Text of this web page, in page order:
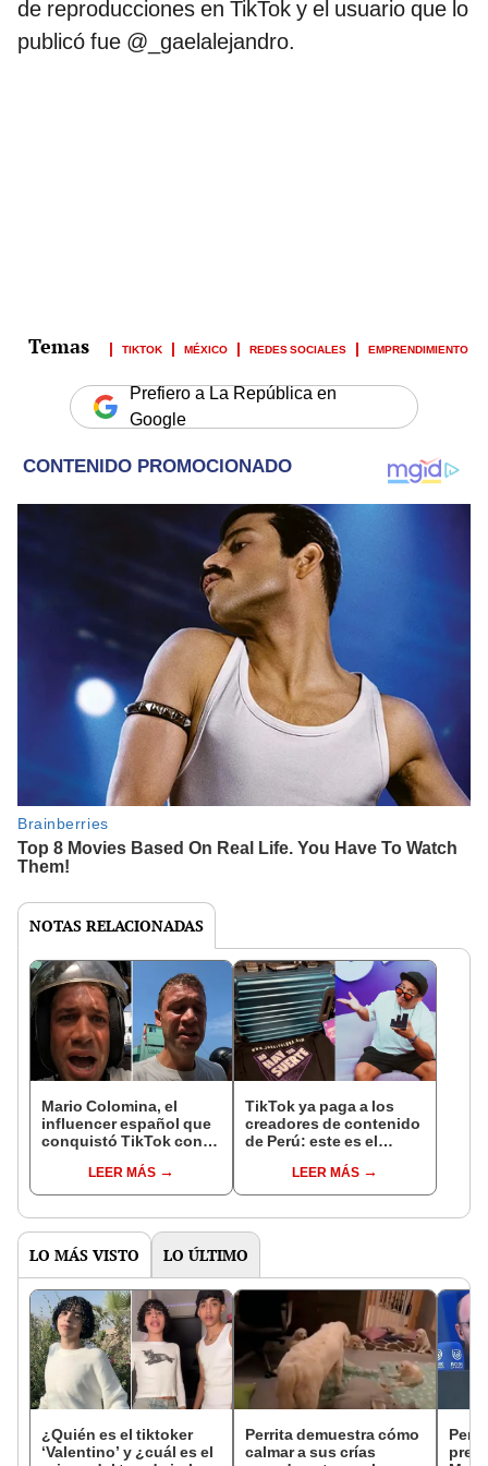
de reproducciones en TikTok y el usuario que lo
publicó fue @_gaelalejandro.
TIKTOK MÉXICO REDES SOCIALES EMPRENDIMIENTO
Prefiero a La República en
Google
NOTAS RELACIONADAS
Mario Colomina, el
influencer español que
conquistó TikTok con
"Mi amor nació por la
gastronomía"
LEER MÁS
TikTok ya paga a los
creadores de contenido
de Perú: este es el
llegar a cobrar por 1.000
vistas
LEER MÁS
LO MÁS VISTO LO ÚLTIMO
¿Quién es el tiktoker
‘Valentino’ y ¿cuál es el
Perrita demuestra cómo
calmar a sus crías